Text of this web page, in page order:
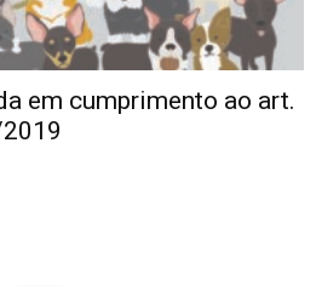
em cumprimento ao art.